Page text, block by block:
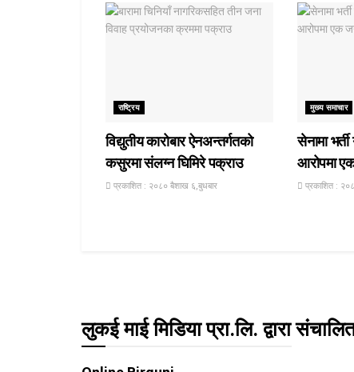
राष्ट्रिय
विद्युतीय कारोबार ऐनअन्तर्गतको
कसुरमा संलग्न घिमिरे पक्राउ
प्रकाशित : २०८० बैशाख ६,बुधबार
मुख्य समाचार
सेनामा
आरोपमा
प्रकाशित :
लुकई माई मिडिया प्रा.लि. द्वारा